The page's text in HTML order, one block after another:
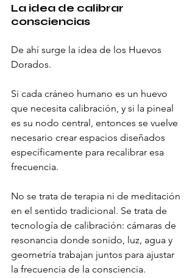
La idea de calibrar
consciencias
De ahí surge la idea de los Huevos
Dorados.
Si cada cráneo humano es un huevo
que necesita calibración, y si la pineal
es su nodo central, entonces se vuelve
necesario crear espacios diseñados
específicamente para recalibrar esa
frecuencia.
No se trata de terapia ni de meditación
en el sentido tradicional. Se trata de
tecnología de calibración: cámaras de
resonancia donde sonido, luz, agua y
geometría trabajan juntos para ajustar
la frecuencia de la consciencia.